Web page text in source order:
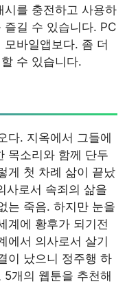
시를 충전하고 사용하
즐길 수 있습니다. PC
바일앱보다. 좀 더
수 있습니다.
다. 지옥에서 그들에
목소리와 함께 단두
게 첫 차례 삶이 끝났
사로서 속죄의 삶을
는 죽음. 하지만 눈을
계에 황후가 되기전
에서 의사로서 살기
이 났으니 정주행 하
개의 웹툰을 추천해